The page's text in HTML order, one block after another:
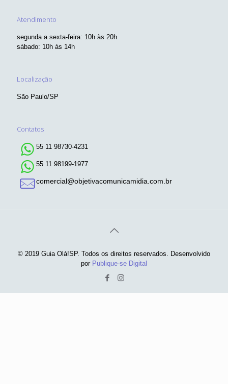
Atendimento
segunda a sexta-feira: 10h às 20h
sábado: 10h às 14h
Localização
São Paulo/SP
Contatos
55 11 98730-4231
55 11 98199-1977
comercial@objetivacomunicamidia.com.br
© 2019 Guia Olá!SP. Todos os direitos reservados. Desenvolvido
por Publique-se Digital